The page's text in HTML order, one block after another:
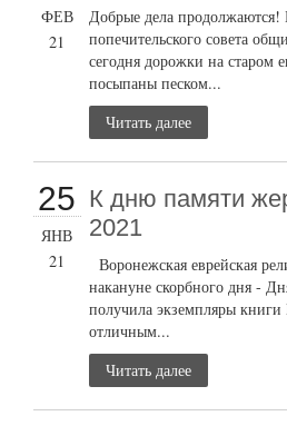
ФЕВ
21
Добрые дела
попечительского совета
сегодня дорожки на старом
посыпаны песком...
Читать далее
25
ЯНВ
21
К дню памяти
2021
Воронежская еврейская
накануне скорбного дня -
получила экземпляры
отличным...
Читать далее